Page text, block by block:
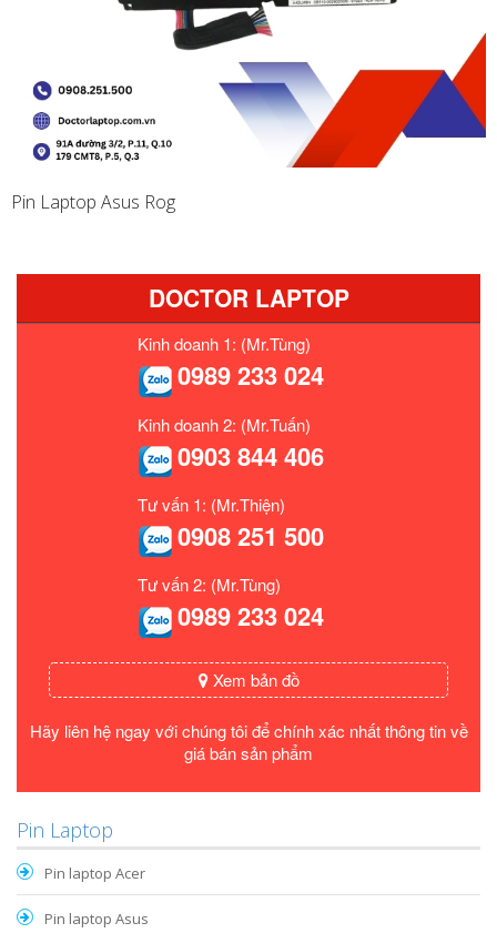
Pin Laptop Asus Rog
DOCTOR LAPTOP
Kinh doanh 1: (Mr.Tùng)
0989 233 024
Kinh doanh 2: (Mr.Tuấn)
0903 844 406
Tư vấn 1: (Mr.Thiện)
0908 251 500
Tư vấn 2: (Mr.Tùng)
0989 233 024
Xem bản đồ
Hãy liên hệ ngay với chúng tôi để chính xác nhất thông tin về
giá bán sản phẩm
Pin Laptop
Pin laptop Acer
Pin laptop Asus